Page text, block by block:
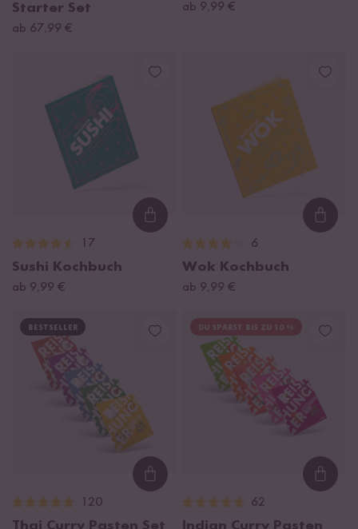
Starter Set
ab 67,99 €
ab 9,99 €
Loading...
17
Sushi Kochbuch
ab 9,99 €
6
Wok Kochbuch
ab 9,99 €
BESTSELLER
Loading...
120
Thai Curry Pasten Set
DU SPARST BIS ZU 10 %
62
Indian Curry Pasten